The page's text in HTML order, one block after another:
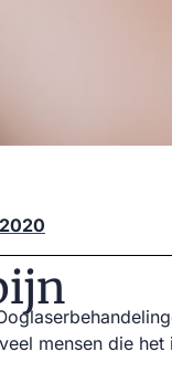
mensen die